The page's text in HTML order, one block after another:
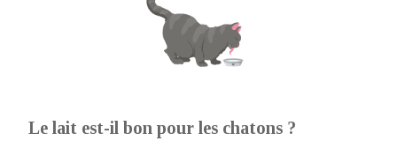
Le lait est-il bon pour les chatons ?